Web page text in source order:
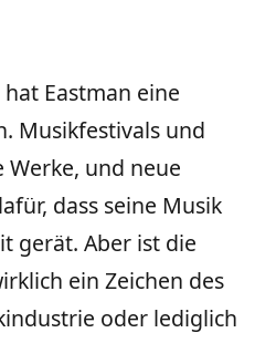
Eastman eine
Musikfestivals und
Werke, und neue
dass seine Musik
gerät. Aber ist die
ein Zeichen des
oder lediglich